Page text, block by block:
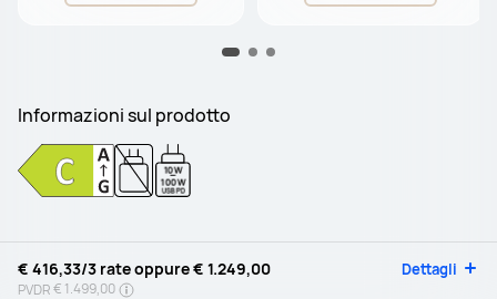
Informazioni sul prodotto
10W
-
100W
USB PD
€ 416,33/3 rate oppure€ 1.249,00 Dettagli
PVDR€ 1.499,00